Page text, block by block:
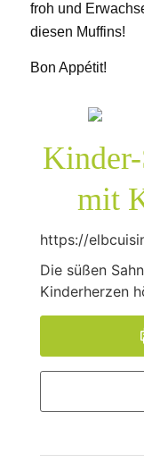
froh und
diesen Muffins!
Bon Appétit!
Kinder-
mit
https://
Die süßen
Kinderherzen